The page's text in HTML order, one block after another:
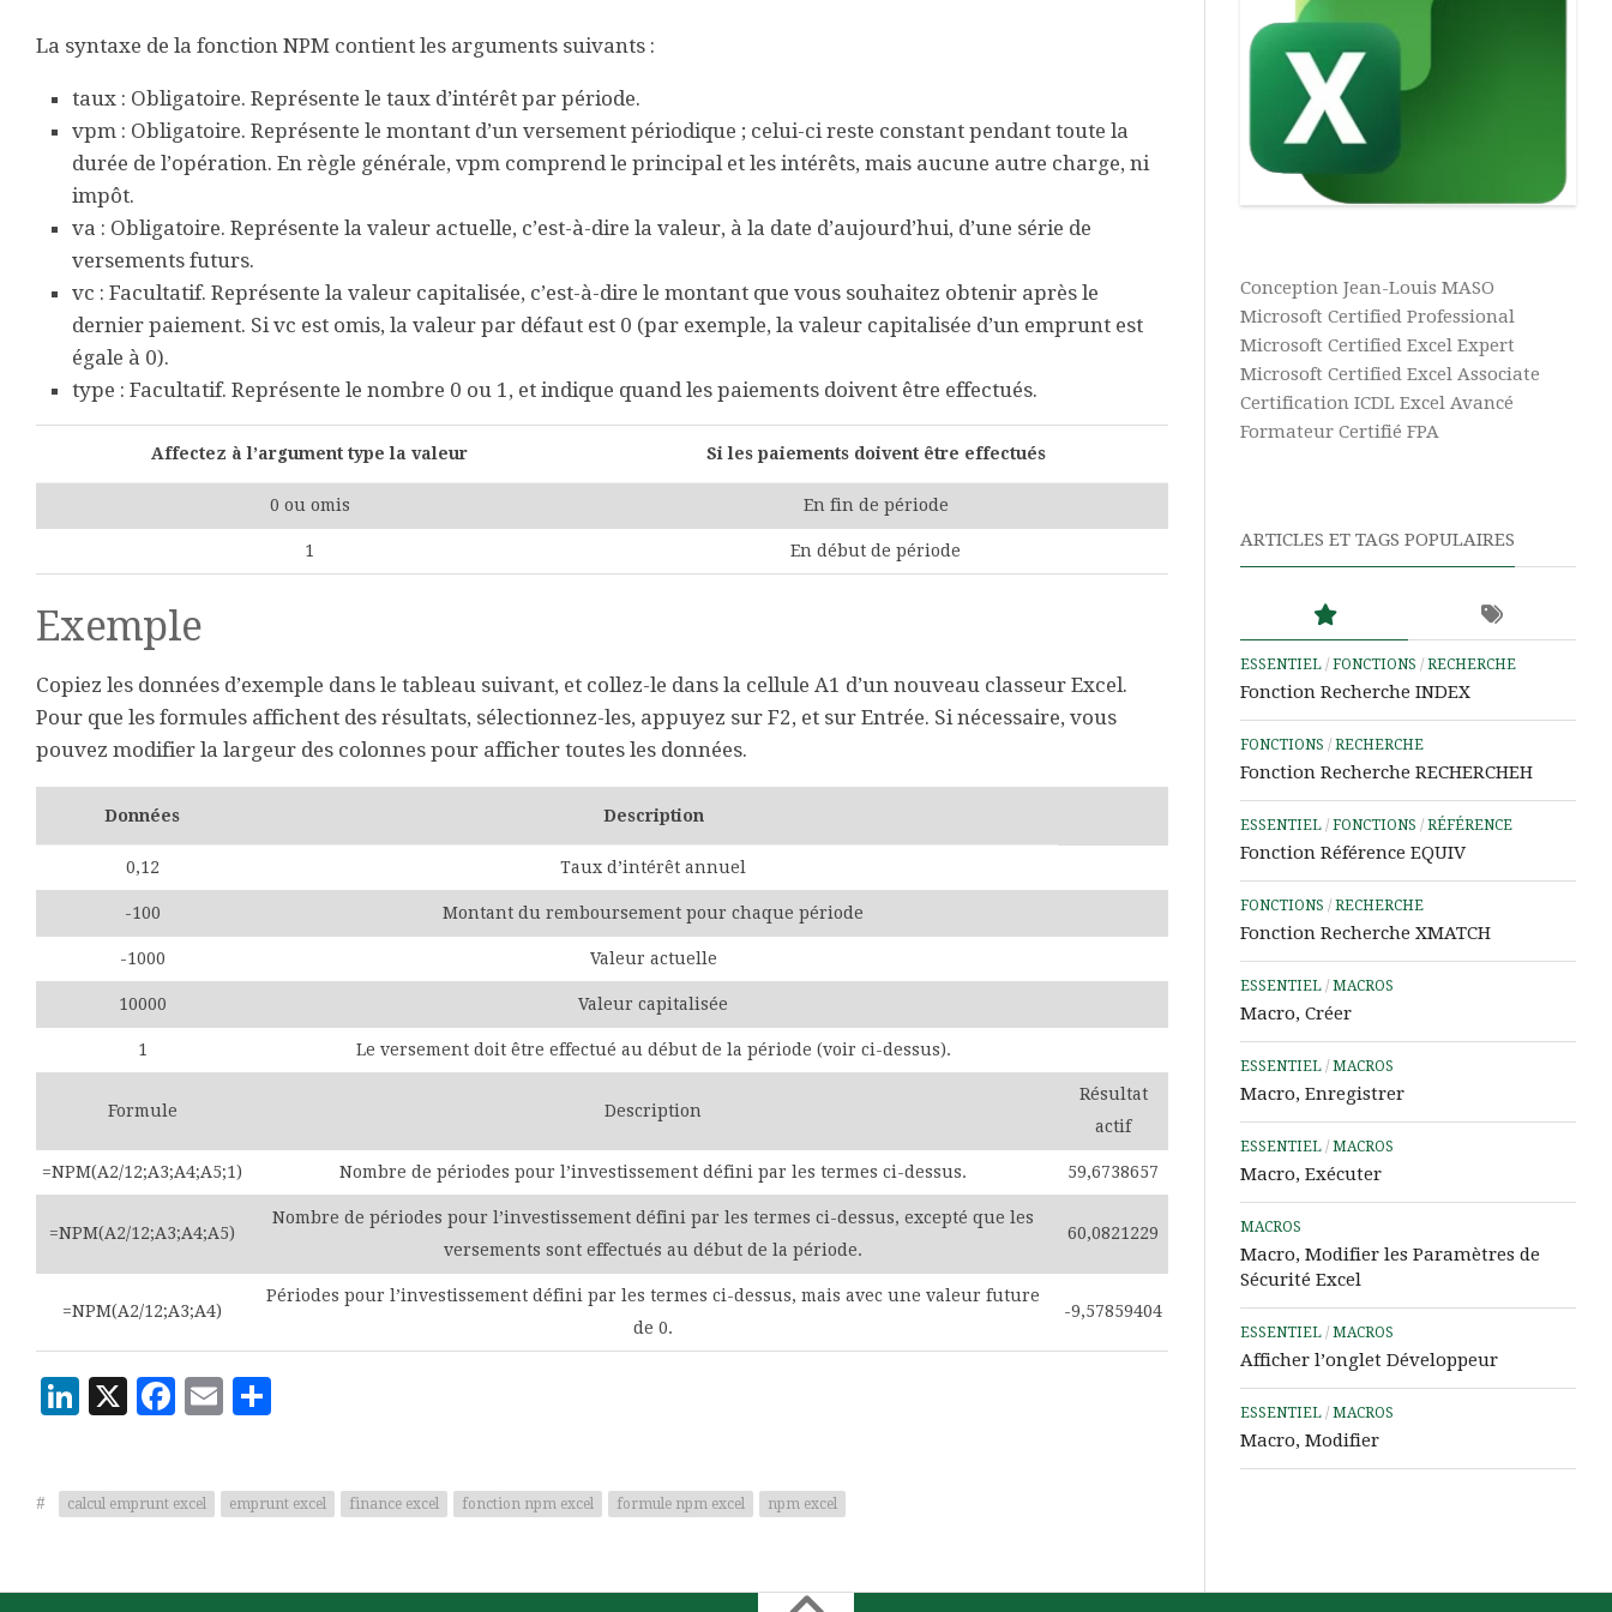
Excel
Excel
Ultime
365
Power
BI
Aide
Tutos
Access
Tutos
Tutos
PowerPoint
Aide
&
Tutos
IA
Les
Power
d’Analyse
de
Données
Learn
Assistance
Distance
La syntaxe de la fonction NPM contient les arguments suivants :
taux : Obligatoire. Représente le taux d’intérêt par période.
vpm : Obligatoire. Représente le montant d’un versement périodique ; celui-ci reste constant pendant toute la
durée de l’opération. En règle générale, vpm comprend le principal et les intérêts, mais aucune autre charge, ni
impôt.
va : Obligatoire. Représente la valeur actuelle, c’est-à-dire la valeur, à la date d’aujourd’hui, d’une série de
versements futurs.
vc : Facultatif. Représente la valeur capitalisée, c’est-à-dire le montant que vous souhaitez obtenir après le
dernier paiement. Si vc est omis, la valeur par défaut est 0 (par exemple, la valeur capitalisée d’un emprunt est
égale à 0).
type : Facultatif. Représente le nombre 0 ou 1, et indique quand les paiements doivent être effectués.
Affectez à l’argument type la valeur Si les paiements doivent être effectués
0 ou omis En fin de période
1 En début de période
Exemple
Copiez les données d’exemple dans le tableau suivant, et collez-le dans la cellule A1 d’un nouveau classeur Excel.
Pour que les formules affichent des résultats, sélectionnez-les, appuyez sur F2, et sur Entrée. Si nécessaire, vous
pouvez modifier la largeur des colonnes pour afficher toutes les données.
Données Description
0,12 Taux d’intérêt annuel
-100 Montant du remboursement pour chaque période
-1000 Valeur actuelle
10000 Valeur capitalisée
1 Le versement doit être effectué au début de la période (voir ci-dessus).
Formule Description
Résultat
actif
=NPM(A2/12;A3;A4;A5;1) Nombre de périodes pour l’investissement défini par les termes ci-dessus. 59,6738657
=NPM(A2/12;A3;A4;A5)
Nombre de périodes pour l’investissement défini par les termes ci-dessus, excepté que les
versements sont effectués au début de la période.
60,0821229
=NPM(A2/12;A3;A4)
Périodes pour l’investissement défini par les termes ci-dessus, mais avec une valeur future
de 0.
-9,57859404
LinkedIn
X Facebook
Email
# calcul emprunt excel emprunt excel finance excel fonction npm excel formule npm excel npm excel
Conception Jean-Louis MASO
Microsoft Certified Professional
Microsoft Certified Excel Expert
Microsoft Certified Excel Associate
Certification ICDL Excel Avancé
Formateur Certifié FPA
ARTICLES ET TAGS POPULAIRES
ESSENTIEL / FONCTIONS / RECHERCHE
Fonction Recherche INDEX
FONCTIONS / RECHERCHE
Fonction Recherche RECHERCHEH
ESSENTIEL / FONCTIONS / RÉFÉRENCE
Fonction Référence EQUIV
FONCTIONS / RECHERCHE
Fonction Recherche XMATCH
ESSENTIEL / MACROS
Macro, Créer
ESSENTIEL / MACROS
Macro, Enregistrer
ESSENTIEL / MACROS
Macro, Exécuter
MACROS
Macro, Modifier les Paramètres de
Sécurité Excel
ESSENTIEL / MACROS
Afficher l’onglet Développeur
ESSENTIEL / MACROS
Macro, Modifier